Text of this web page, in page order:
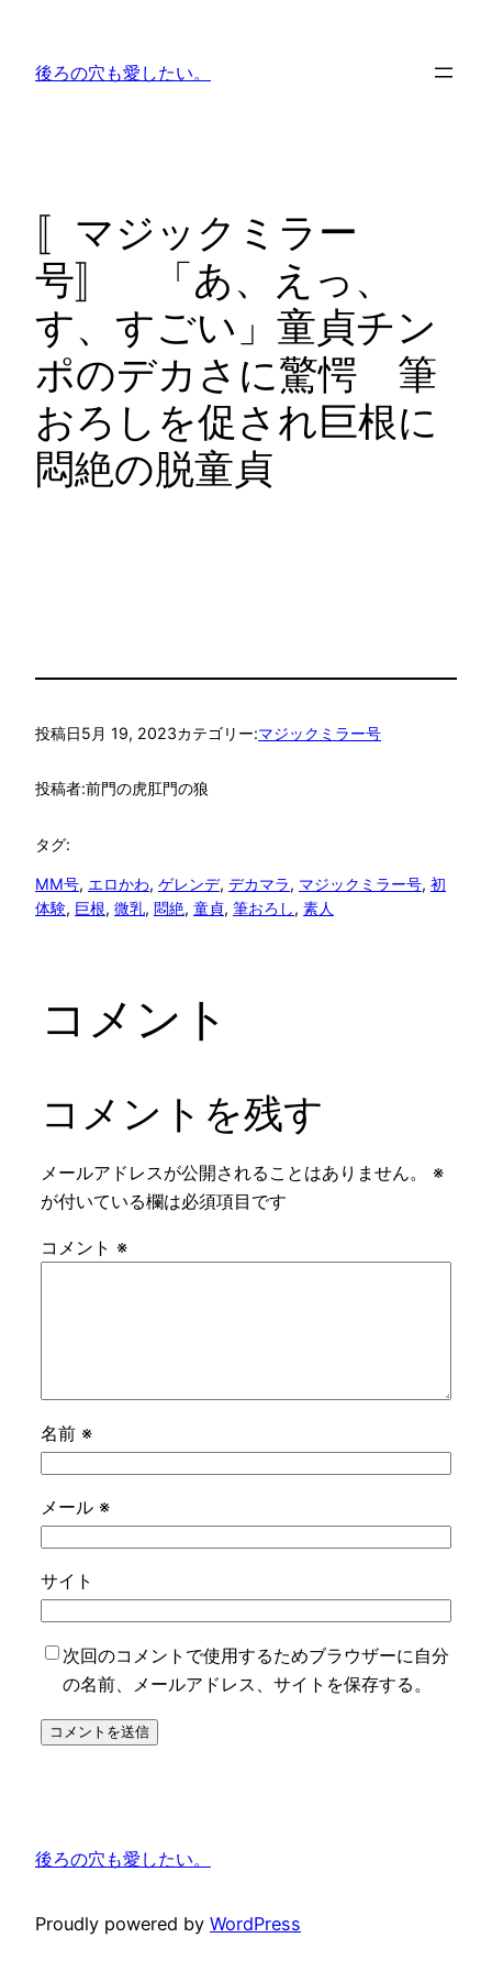
後ろの穴も愛したい。
〚マジックミラー
号〛 「あ、えっ、
す、すごい」童貞チン
ポのデカさに驚愕 筆
おろしを促され巨根に
悶絶の脱童貞
投稿日5月 19, 2023カテゴリー:マジックミラー号
投稿者:前門の虎肛門の狼
タグ:
MM号, エロかわ, ゲレンデ, デカマラ, マジックミラー号, 初
体験, 巨根, 微乳, 悶絶, 童貞, 筆おろし, 素人
コメント
コメントを残す
メールアドレスが公開されることはありません。
※
が付いている欄は必須項目です
コメント ※
名前 ※
メール ※
サイト
次回のコメントで使用するためブラウザーに自分
の名前、メールアドレス、サイトを保存する。
後ろの穴も愛したい。
Proudly powered by WordPress